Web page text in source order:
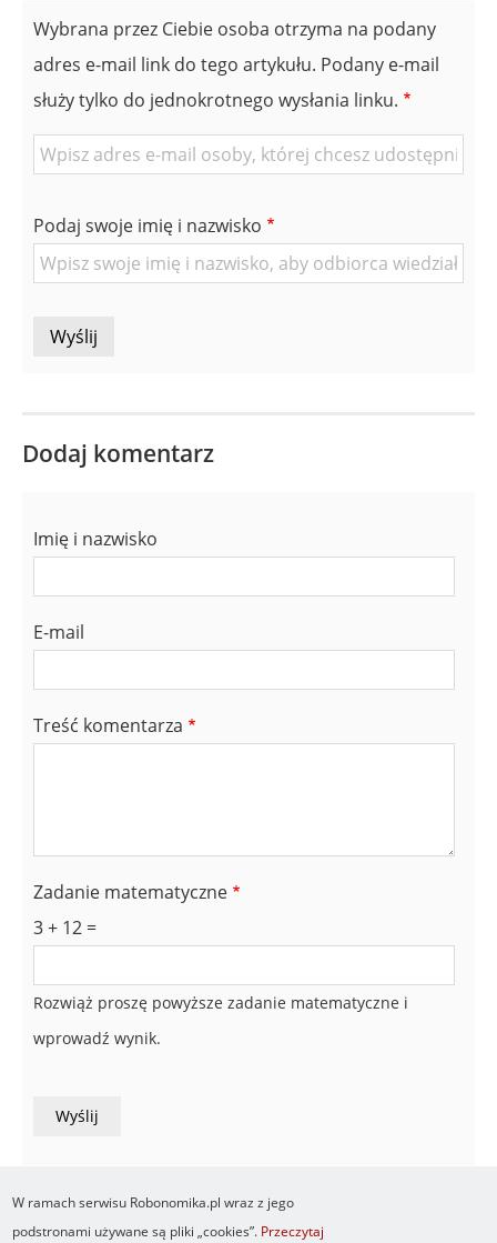
Wybrana przez Ciebie osoba otrzyma na podany
adres e-mail link do tego artykułu. Podany e-mail
służy tylko do jednokrotnego wysłania linku.
E-
znajomej
Osoby
Podaj swoje imię i nazwisko
Dodaj komentarz
Imię i nazwisko
E-mail
Treść komentarza
Zadanie matematyczne
3 + 12 =
Rozwiąż proszę powyższe zadanie matematyczne i
wprowadź wynik.
W ramach serwisu Robonomika.pl wraz z jego
podstronami używane są pliki „cookies”. Przeczytaj